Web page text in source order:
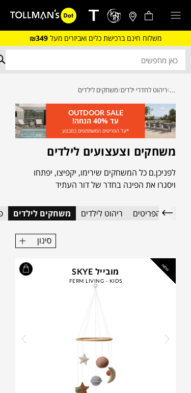
משלוח חינם ברכישת כלים ואביזרים מעל ₪349
... ריהוט לחדרי ילדים משחקים לילדים
OUTDOOR SALE
עד 40% הנחה!
*על הפריטים המשתתפים במבצע
משחקים וצעצועים לילדים
לפניכן.ם כל המשחקים שירימו, יקפיצו, יפתחו
ויסגרו את הפינה בחדר של דור העתיד
כל הפריטים ריהוט לילדים משחקים לילדים
סינון
NEW מובייל SKYE
FERM LIVING - KIDS